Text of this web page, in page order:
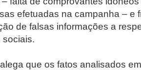
efetuadas na campanha – e
de falsas informações a
sociais.
que os fatos analisados